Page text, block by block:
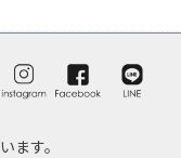
ます。